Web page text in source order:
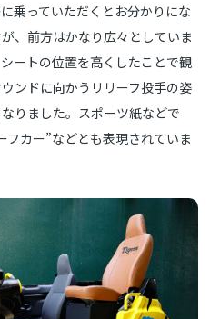
乗っていただくとお分かりにな
、前方はかなり広々としていま
ートの位置を高くしたことで観
ンドに向かうリリーフ投手の姿
りました。スポーツ紙などで
フカー”などとも表現されていま